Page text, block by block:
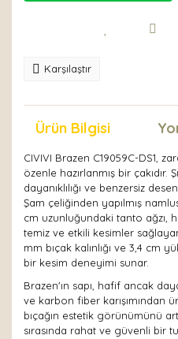
Karşılaştır
Ürün Bilgisi
CIVIVI Brazen C19059C-DS1,
özenle hazırlanmış bir çakıdır.
dayanıklılığı ve benzersiz
Şam çeliğinden yapılmış
cm uzunluğundaki tanto ağzı,
temiz ve etkili kesimler
mm bıçak kalınlığı ve 3,4 cm
bir kesim deneyimi sunar.
Brazen'ın sapı, hafif ancak
ve karbon fiber karışımından
bıçağın estetik görünümünü
sırasında rahat ve güvenli bir